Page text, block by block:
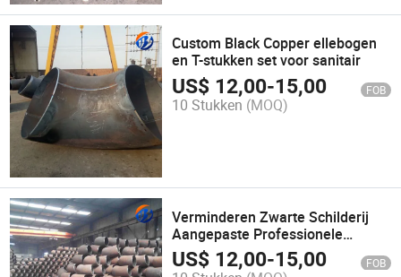
Custom Black Copper ellebogen
en T-stukken set voor sanitair
US$ 12,00-15,00 FOB
10 Stukken (MOQ)
Verminderen Zwarte Schilderij
Aangepaste Professionele
Fabricage Pijp Fittingen T-stukken
Bochten OEM
US$ 12,00-15,00 FOB